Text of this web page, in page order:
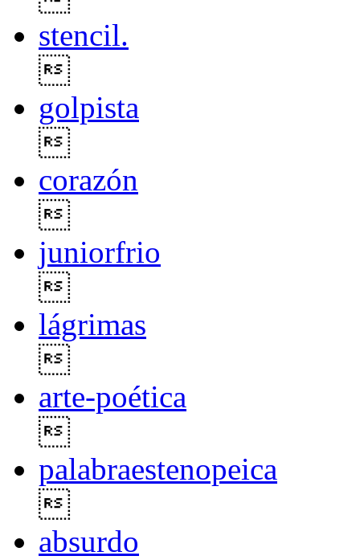
stencil.
golpista
corazón
juniorfrio
lágrimas
arte-poética
palabraestenopeica
absurdo